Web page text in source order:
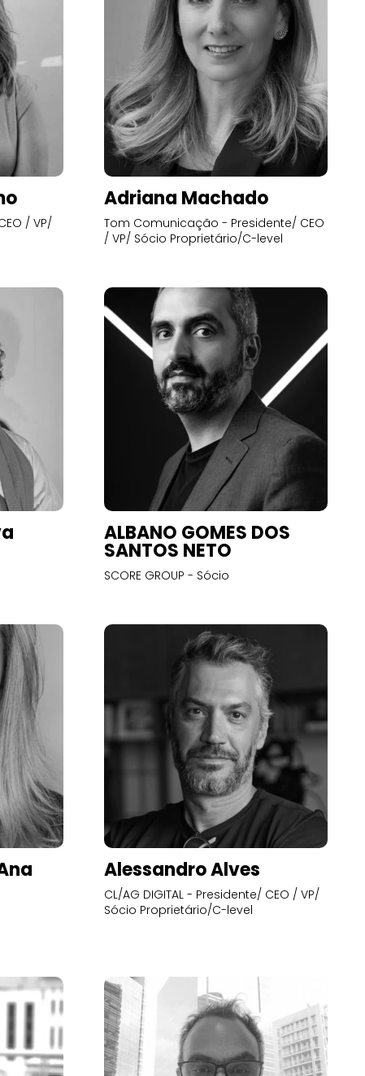
/ VP/
Adriana Machado
Tom Comunicação - Presidente/ CEO
/ VP/ Sócio Proprietário/C-level
ALBANO GOMES DOS
SANTOS NETO
SCORE GROUP - Sócio
Alessandro Alves
CL/AG DIGITAL - Presidente/ CEO / VP/
Sócio Proprietário/C-level